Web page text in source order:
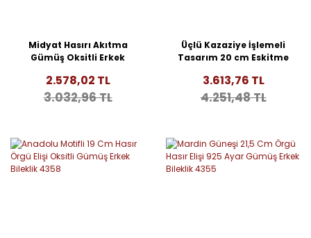
Midyat Hasırı Akıtma
Gümüş Oksitli Erkek
2.578,02 TL
3.032,96 TL
Üçlü Kazaziye İşlemeli
Tasarım 20 cm Eskitme
4608
3.613,76 TL
4.251,48 TL